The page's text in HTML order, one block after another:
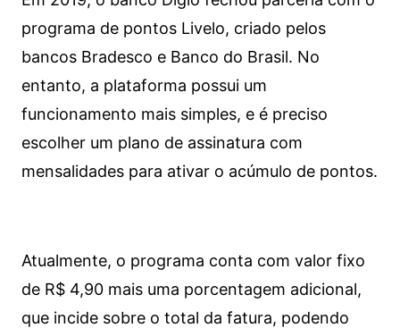
programa de pontos Livelo, criado pelos
bancos Bradesco e Banco do Brasil. No
entanto, a plataforma possui um
funcionamento mais simples, e é preciso
escolher um plano de assinatura com
mensalidades para ativar o acúmulo de pontos.
Atualmente, o programa conta com valor fixo
de R$ 4,90 mais uma porcentagem adicional,
que incide sobre o total da fatura, podendo